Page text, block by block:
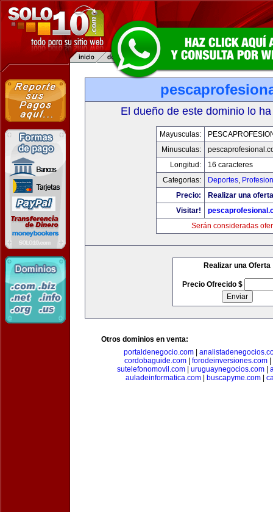
El dueño de este dominio lo
Mayusculas:
Minusculas:
Longitud:
16 caracteres
Categorias:
Deportes,
Precio:
Realizar una
Visitar!
Serán consideradas
Realizar una Oferta
Precio Ofrecido $
Otros dominios en venta:
portaldenegocio.com|
cordobaguide.com
forodeinversiones.com
sutelefonomovil.com| uruguaynegocios.com|
auladeinformatica.com| buscapyme.com|